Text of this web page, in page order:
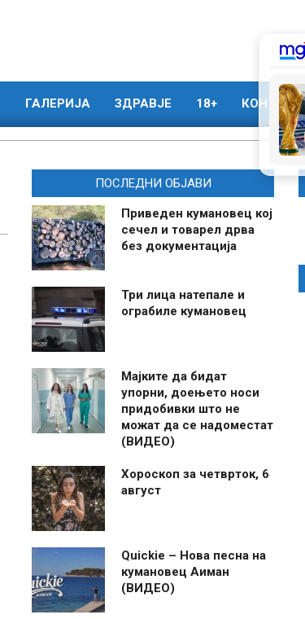
ГАЛЕРИЈА ЗДРАВЈЕ 18+ КОНТАКТ
ПОСЛЕДНИ ОБЈАВИ
Приведен кумановец кој
сечел и товарел дрва
без документација
Три лица натепале и
ограбиле кумановец
Мајките да бидат
упорни, доењето носи
придобивки што не
можат да се надоместат
(ВИДЕО)
Хороскоп за четврток, 6
август
Quickie – Нова песна на
кумановец Аиман
(ВИДЕО)